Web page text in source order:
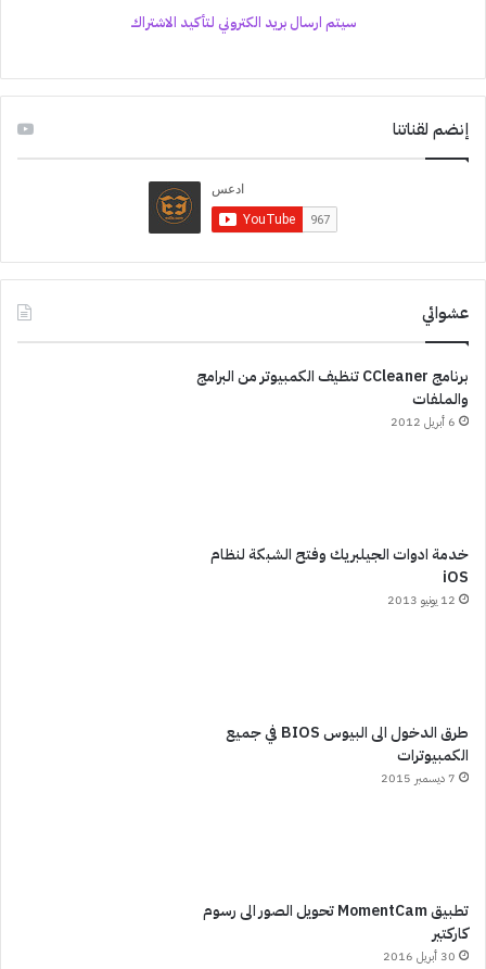
سيتم ارسال بريد الكتروني لتأكيد الاشتراك
إنضم لقناتنا
عشوائي
برنامج CCleaner تنظيف الكمبيوتر من البرامج
والملفات
6 أبريل 2012
خدمة ادوات الجيلبريك وفتح الشبكة لنظام
iOS
12 يونيو 2013
طرق الدخول الى البيوس BIOS في جميع
الكمبيوترات
7 ديسمبر 2015
تطبيق MomentCam تحويل الصور الى رسوم
كاركتير
30 أبريل 2016